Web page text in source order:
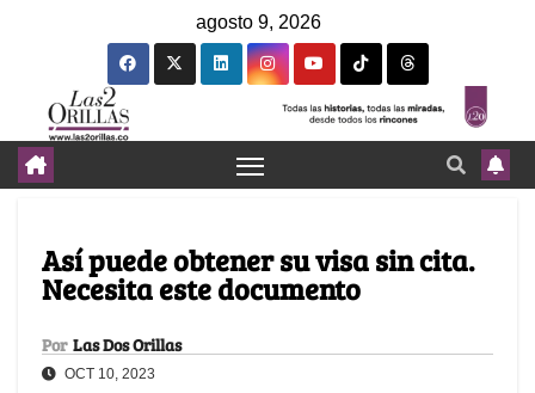
agosto 9, 2026
Así puede obtener su visa sin cita.
Necesita este documento
Por Las Dos Orillas
OCT 10, 2023